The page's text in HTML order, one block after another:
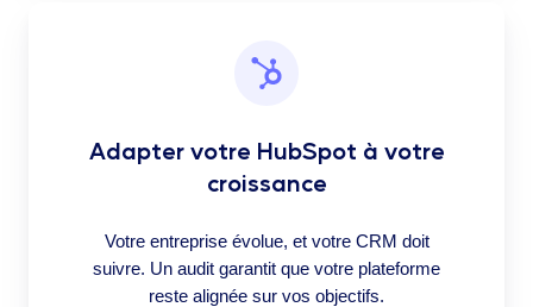
Adapter votre HubSpot à votre
croissance
Votre entreprise évolue, et votre CRM doit
suivre. Un audit garantit que votre plateforme
reste alignée sur vos objectifs.